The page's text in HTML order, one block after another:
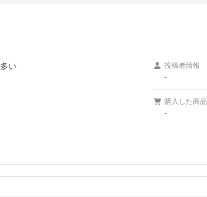
多い
投稿者情報
-
購入した商品
-